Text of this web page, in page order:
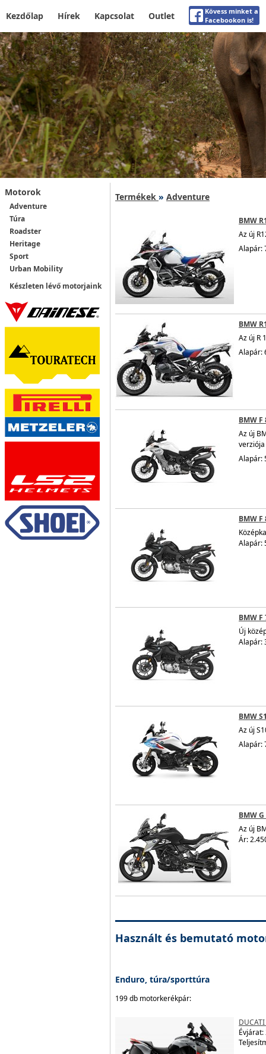
Kezdőlap Hírek Kapcsolat Outlet
Kövess minket a
Facebookon is!
Motorok
Adventure
Túra
Roadster
Heritage
Sport
Urban Mobility
Készleten lévő motorjaink
Termékek » Adventure
BMW
Az új
Alapár:
BMW
Az új R
Alapár:
BMW F
Az új
verziója
Alapár:
BMW F
Alapár:
BMW F
Új
Alapár:
BMW
Az új
Alapár:
BMW G
Az új
Ár:
Használt és bemutató
Enduro, túra/sporttúra
199 db motorkerékpár:
Évjárat: